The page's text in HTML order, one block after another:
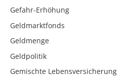
Gefahr-Erhöhung
Geldmarktfonds
Geldmenge
Geldpolitik
Gemischte Lebensversicherung